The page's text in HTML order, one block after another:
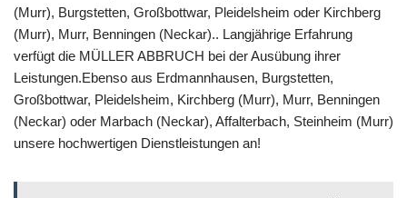
(Murr), Burgstetten, Großbottwar, Pleidelsheim oder Kirchberg
(Murr), Murr, Benningen (Neckar).. Langjährige Erfahrung
verfügt die MÜLLER ABBRUCH bei der Ausübung ihrer
Leistungen.Ebenso aus Erdmannhausen, Burgstetten,
Großbottwar, Pleidelsheim, Kirchberg (Murr), Murr, Benningen
(Neckar) oder Marbach (Neckar), Affalterbach, Steinheim (Murr)
unsere hochwertigen Dienstleistungen an!